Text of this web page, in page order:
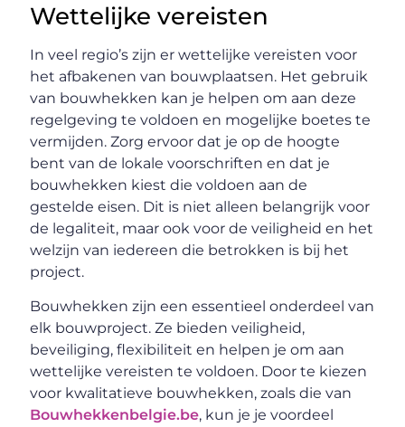
Wettelijke vereisten
In veel regio’s zijn er wettelijke vereisten voor
het afbakenen van bouwplaatsen. Het gebruik
van bouwhekken kan je helpen om aan deze
regelgeving te voldoen en mogelijke boetes te
vermijden. Zorg ervoor dat je op de hoogte
bent van de lokale voorschriften en dat je
bouwhekken kiest die voldoen aan de
gestelde eisen. Dit is niet alleen belangrijk voor
de legaliteit, maar ook voor de veiligheid en het
welzijn van iedereen die betrokken is bij het
project.
Bouwhekken zijn een essentieel onderdeel van
elk bouwproject. Ze bieden veiligheid,
beveiliging, flexibiliteit en helpen je om aan
wettelijke vereisten te voldoen. Door te kiezen
voor kwalitatieve bouwhekken, zoals die van
Bouwhekkenbelgie.be, kun je je voordeel